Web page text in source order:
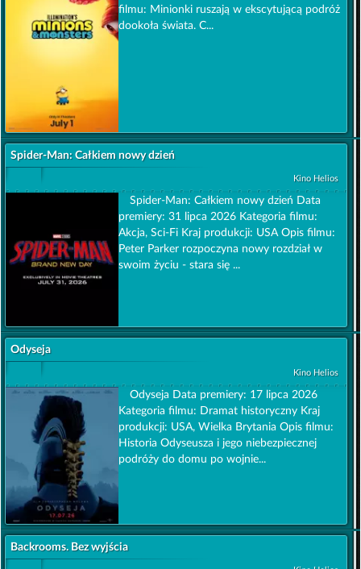
filmu: Minionki ruszają w ekscytującą podróż
dookoła świata. C...
Spider-Man: Całkiem nowy dzień
Kino Helios
Spider-Man: Całkiem nowy dzień Data
premiery: 31 lipca 2026 Kategoria filmu:
Akcja, Sci-Fi Kraj produkcji: USA Opis filmu:
Peter Parker rozpoczyna nowy rozdział w
swoim życiu - stara się ...
Odyseja
Kino Helios
Odyseja Data premiery: 17 lipca 2026
Kategoria filmu: Dramat historyczny Kraj
produkcji: USA, Wielka Brytania Opis filmu:
Historia Odyseusza i jego niebezpiecznej
podróży do domu po wojnie...
Backrooms. Bez wyjścia